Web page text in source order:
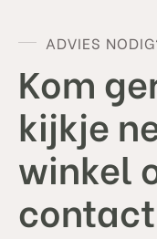
ADVIES
Kom
kijkje
winkel